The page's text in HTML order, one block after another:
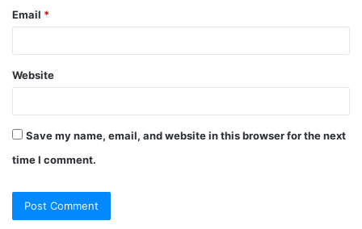
Email *
Website
Save my name, email, and website in this browser for the next
time I comment.